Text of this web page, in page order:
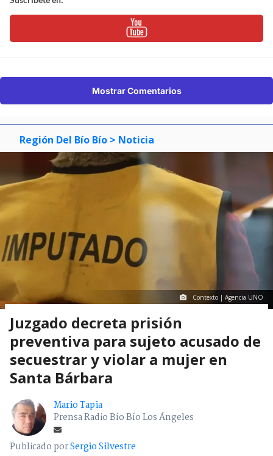
Mostrar Comentarios
Región Del Bío Bío > Noticia
Contexto | Agencia UNO
Juzgado decreta prisión
preventiva para sujeto acusado de
secuestrar y violar a mujer en
Santa Bárbara
Mario Tapia
Prensa Radio Bío Bío Los Ángeles
Publicado porSergio Silvestre